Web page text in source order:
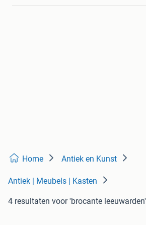
Home Antiek en Kunst
Antiek | Meubels | Kasten
4 resultaten voor 'brocante leeuwarden'